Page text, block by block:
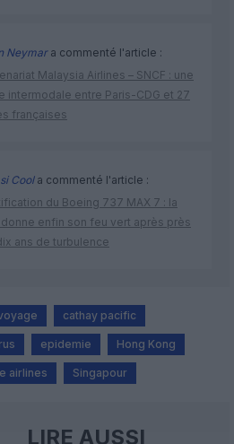
Neymara commenté l'article :
Malaysia Airlines – SNCF : une
intermodale entre Paris-CDG et 27
françaises
Coola commenté l'article :
du Boeing 737 MAX 7 : la
donne enfin son feu vert après près
ans de turbulence
cathay pacific
epidemie Hong Kong
airlines Singapour
LIRE AUSSI